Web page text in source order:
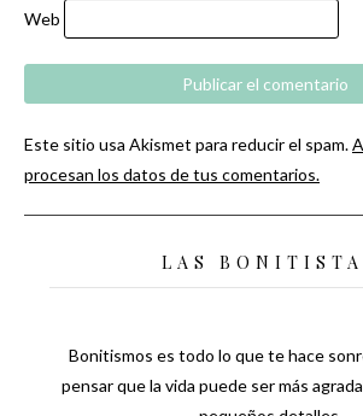
Web
Este sitio usa Akismet para reducir el spam.
procesan los datos de tus comentarios.
LAS
Bonitismos es todo lo que te hace
pensar que la vida puede ser más